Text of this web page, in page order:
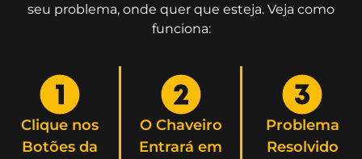
seu problema, onde quer que esteja. Veja como
funciona:
Clique nos
Botões da
O Chaveiro
Entrará em
Problema
Resolvido